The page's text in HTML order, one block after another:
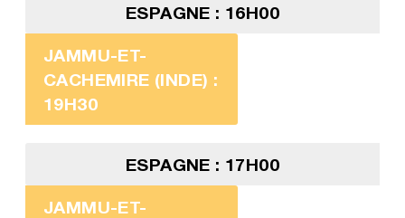
ESPAGNE : 16H00
JAMMU-ET-
CACHEMIRE (INDE) :
19H30
ESPAGNE : 17H00
JAMMU-ET-